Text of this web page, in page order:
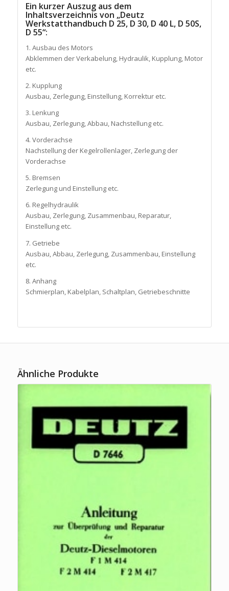
Ein kurzer Auszug aus dem
Inhaltsverzeichnis von „Deutz
Werkstatthandbuch D 25, D 30, D 40 L, D 50S,
D 55“:
1. Ausbau des Motors
Abklemmen der Verkabelung, Hydraulik, Kupplung, Motor
etc.
2. Kupplung
Ausbau, Zerlegung, Einstellung, Korrektur etc.
3. Lenkung
Ausbau, Zerlegung, Abbau, Nachstellung etc.
4. Vorderachse
Nachstellung der Kegelrollenlager, Zerlegung der
Vorderachse
5. Bremsen
Zerlegung und Einstellung etc.
6. Regelhydraulik
Ausbau, Zerlegung, Zusammenbau, Reparatur,
Einstellung etc.
7. Getriebe
Ausbau, Abbau, Zerlegung, Zusammenbau, Einstellung
etc.
8. Anhang
Schmierplan, Kabelplan, Schaltplan, Getriebeschnitte
Ähnliche Produkte